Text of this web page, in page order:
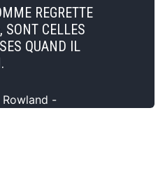
REGRETTE
SONT CELLES
QUAND IL
-